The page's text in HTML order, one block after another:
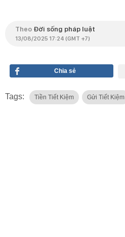
Theo Đời sống pháp luật
13/08/2025 17:24 (GMT +7)
Chia sẻ
Tags: Tiền Tiết Kiệm Gửi Tiết Kiệm